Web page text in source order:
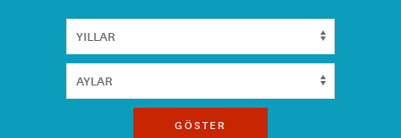
GÖSTER